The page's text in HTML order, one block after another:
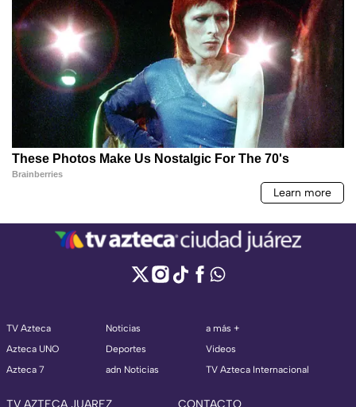
TV Azteca
Azteca UNO
Azteca 7
Noticias
Deportes
adn Noticias
a más +
Videos
TV Azteca Internacional
TV AZTECA JUAREZ CONTACTO